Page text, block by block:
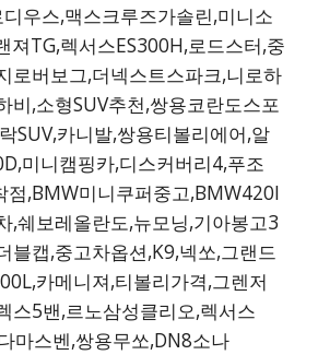
우스,맥스크루즈가솔린,미니소
져TG,렉서스ES300H,로드스터,중
로버보그,더넥스트스파크,니로하
비,소형SUV추천,쌍용코란도스포
SUV,카니발,쌍용티볼리에어,알
미니캠핑카,디스커버리4,푸조
점,BMW미니쿠퍼중고,BMW420I
,쉐보레올란도,뉴모닝,기아봉고3
블캡,중고차옵션,K9,넥쏘,그랜드
카메니져,티볼리가격,그렌저
스5밴,르노삼성클리오,렉서스
마스벤,쌍용무쏘,DN8소나